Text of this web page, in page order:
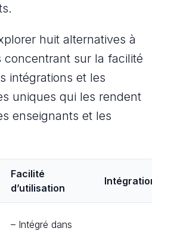
huit alternatives à
concentrant sur la facilité
intégrations et les
uniques qui les rendent
enseignants et les
Facilité
d’utilisation
Intégrations
– Intégré dans